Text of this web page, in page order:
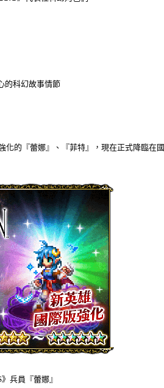
的科幻故事情節
化的『蕾娜』、『菲特』，現在正式降臨在
》兵員『蕾娜』